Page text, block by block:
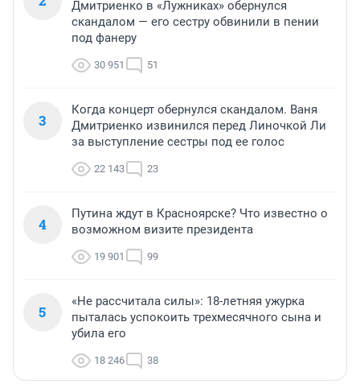
Дмитриенко в «Лужниках» обернулся
скандалом — его сестру обвинили в пении
под фанеру
30 951 51
3
Когда концерт обернулся скандалом. Ваня
Дмитриенко извинился перед Линочкой Ли
за выступление сестры под ее голос
22 143 23
4
Путина ждут в Красноярске? Что известно о
возможном визите президента
19 901 99
5
«Не рассчитала силы»: 18-летняя ужурка
пыталась успокоить трехмесячного сына и
убила его
18 246 38